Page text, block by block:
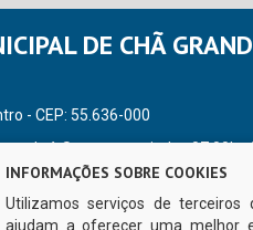
DE CHÃ
- CEP: 55.636-000
à Sexta, a partir das
INFORMAÇÕES SOBRE COOKIES
Utilizamos serviços de terceiros
ajudam a oferecer uma melhor